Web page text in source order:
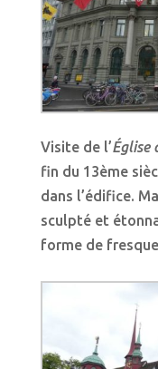
Visite de l’Église
fin du 13ème
dans l’édifice.
sculpté et
forme de